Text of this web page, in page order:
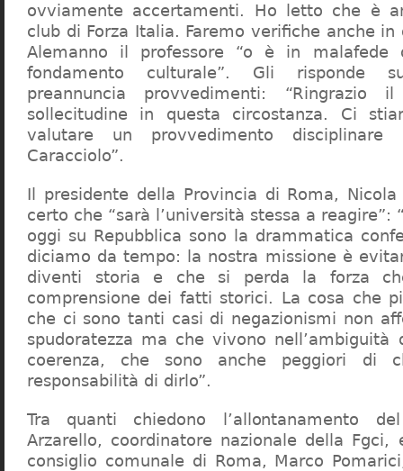
ovviamente accertamenti. Ho letto che è
club di Forza Italia. Faremo verifiche anche in
Alemanno il professore “o è in malafede
fondamento culturale”. Gli risponde
preannuncia provvedimenti:
sollecitudine in questa circostanza. Ci
valutare un provvedimento
Caracciolo”.
Il presidente della Provincia di Roma,
certo che “sarà l’università stessa a reagire”:
oggi su Repubblica sono la drammatica
diciamo da tempo: la nostra missione è
diventi storia e che si perda la forza
comprensione dei fatti storici. La cosa che
che ci sono tanti casi di negazionismi non
spudoratezza ma che vivono nell’ambiguità
coerenza, che sono anche peggiori di
responsabilità di dirlo”.
Tra quanti chiedono l’allontanamento
Arzarello, coordinatore nazionale della
consiglio comunale di Roma, Marco